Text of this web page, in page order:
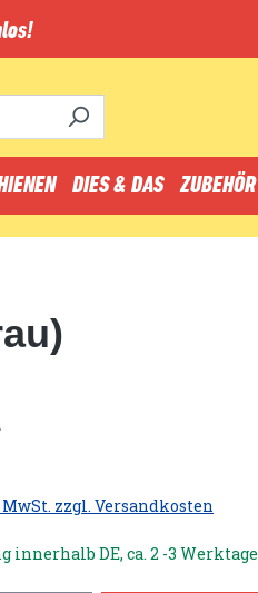
DIES & DAS ZUBEHÖR
zzgl. Versandkosten
innerhalb DE, ca. 2 -3 Werktage